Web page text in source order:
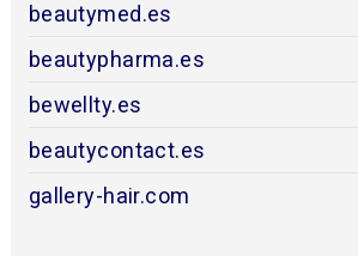
beautymed.es
beautypharma.es
bewellty.es
beautycontact.es
gallery-hair.com